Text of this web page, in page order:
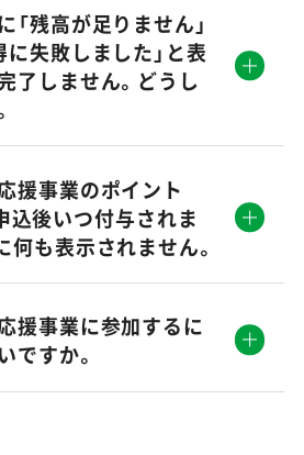
「残高が足りません」
に失敗しました」と表
了しません。どうし
援事業のポイント
込後いつ付与されま
何も表示されません。
援事業に参加するに
ですか。